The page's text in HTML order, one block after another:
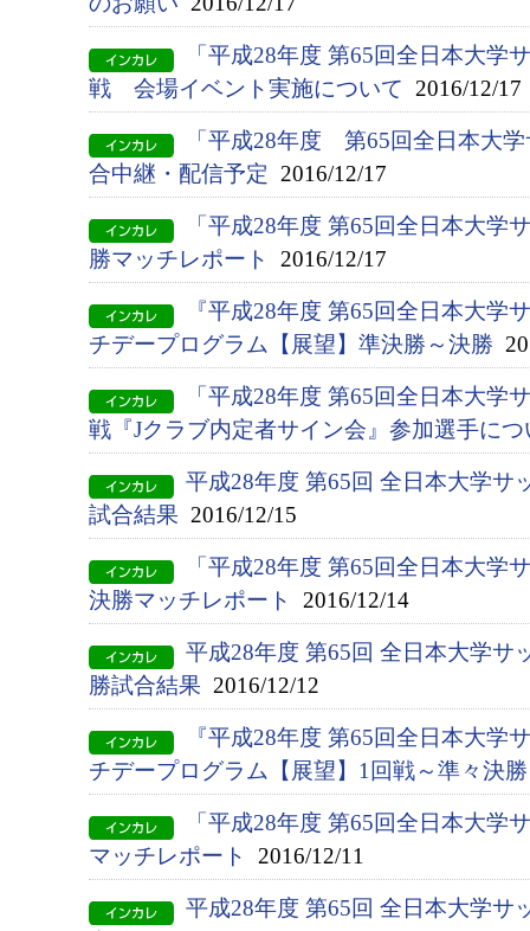
「平成28年度 第65回全日本大学
戦 会場イベント実施について 2016/12/17
「平成28年度 第65回全日本大
合中継・配信予定 2016/12/17
「平成28年度 第65回全日本大学
勝マッチレポート
2016/12/17
『平成28年度 第65回全日本大学
チデープログラム【展望】準決勝～決勝
「平成28年度 第65回全日本大学
戦『Jクラブ内定者サイン会』参加選手につ
平成28年度 第65回 全日本大学
試合結果 2016/12/15
「平成28年度 第65回全日本大学
決勝マッチレポート
2016/12/14
平成28年度 第65回 全日本大学
勝試合結果 2016/12/12
『平成28年度 第65回全日本大学
チデープログラム【展望】1回戦～準々決勝
「平成28年度 第65回全日本大学
マッチレポート
2016/12/11
平成28年度 第65回 全日本大学